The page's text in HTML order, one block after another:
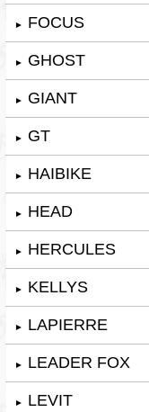
► FOCUS
► GHOST
► GIANT
► GT
► HAIBIKE
► HEAD
► HERCULES
► KELLYS
► LAPIERRE
► LEADER FOX
► LEVIT